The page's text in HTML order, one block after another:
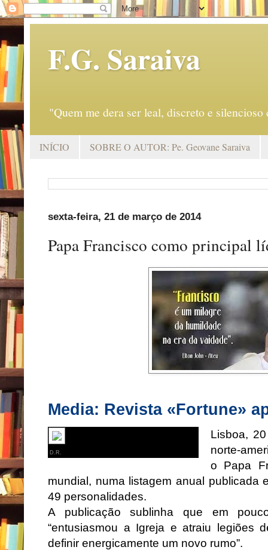
F.G. Saraiva
"Quem me dera ser leal, discreto e
INÍCIO SOBRE O AUTOR: Pe. Geovane Saraiva
sexta-feira, 21 de março de 2014
Papa Francisco como principal
Media: Revista «Fortune»
D.R.
Lisboa,
norte-
o Papa
mundial, numa listagem anual publicada
49 personalidades.
A publicação sublinha que em
“entusiasmou a Igreja e atraiu legiões
definir energicamente um novo rumo”.